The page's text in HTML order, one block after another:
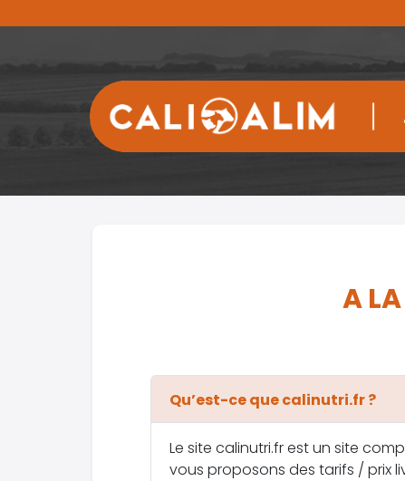
A
Qu’est-ce que calinutri.fr ?
Le site calinutri.fr est un site
vous proposons des tarifs / prix